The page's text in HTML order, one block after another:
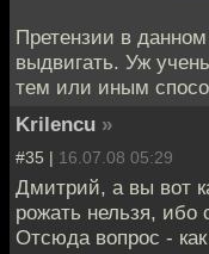
Претензии в
выдвигать. Уж
тем или иным
Krilencu »
#35 | 16.07.08 05:29
Дмитрий, а вы вот
рожать нельзя,
Отсюда вопрос -